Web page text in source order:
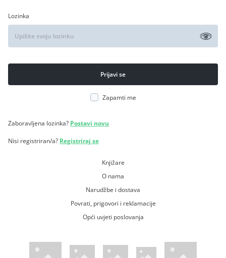
Lozinka
Zapamti me
Zaboravljena lozinka? Postavi novu
Nisi registriran/a? Registriraj se
Knjižare
O nama
Narudžbe i dostava
Povrati, prigovori i reklamacije
Opći uvjeti poslovanja
WsPay web stranicaMaestro web stranicaMastercard web stranicaAmerican Express web stranica
Visa web stranica